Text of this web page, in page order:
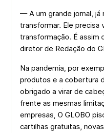
— A um grande jornal, já
transformar. Ele precisa
transformação. É assim
diretor de Redação do
Na pandemia, por
produtos e a cobertura
obrigado a virar de
frente as mesmas
empresas, O GLOBO
cartilhas gratuitas,